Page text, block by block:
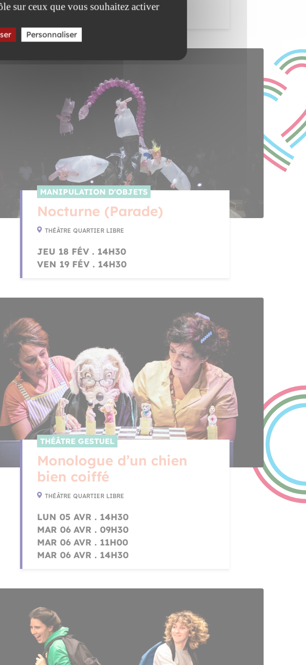
MAR 09 FÉV . 14H30
MANIPULATION D'OBJETS
Nocturne (Parade)
THÉÂTRE QUARTIER LIBRE
JEU 18 FÉV . 14H30
VEN 19 FÉV . 14H30
THÉÂTRE GESTUEL
Monologue d’un chien
bien coiffé
THÉÂTRE QUARTIER LIBRE
LUN 05 AVR . 14H30
MAR 06 AVR . 09H30
MAR 06 AVR . 11H00
MAR 06 AVR . 14H30
sur ceux que vous souhaitez activer
Personnaliser